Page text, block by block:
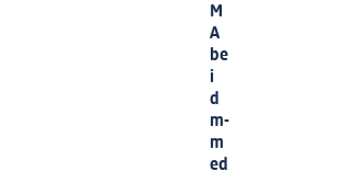
M
A
be
i
d
m-
m
ed